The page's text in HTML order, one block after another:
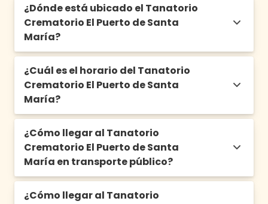
¿Dónde está ubicado el Tanatorio
Crematorio El Puerto de Santa
María?
Calle Dr. Duarte Acosta, 1, 11500 El Puerto de
Sta. María, Cádiz
¿Cuál es el horario del Tanatorio
Crematorio El Puerto de Santa
María?
De 9:00h a 21:00h los 365 días del año
¿Cómo llegar al Tanatorio
Crematorio El Puerto de Santa
María en transporte público?
Autobuses: Líneas M-040, M-052, M-060,
¿Cómo llegar al Tanatorio